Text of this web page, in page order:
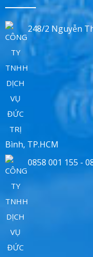
248/2 Nguyễn
Bình, TP.HCM
0858 001 155 -